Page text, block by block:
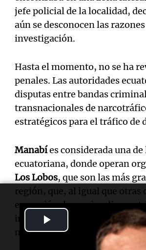
jefe policial de la localidad,
aún se desconocen las
investigación.
Hasta el momento, no se ha
penales. Las autoridades
disputas entre bandas
transnacionales de
estratégicos para el tráfico de
Manabíes considerada una
ecuatoriana, donde operan
Los Lobos, que son las más
región, que, al igual que otras
excepción, lo que implica
inviolabilidad del domicilio y
nocturno.